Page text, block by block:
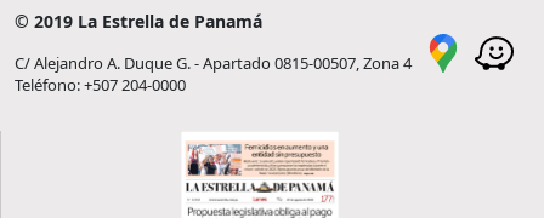
© 2019 La Estrella de Panamá
C/ Alejandro A. Duque G. - Apartado 0815-00507, Zona 4
Teléfono: +507 204-0000